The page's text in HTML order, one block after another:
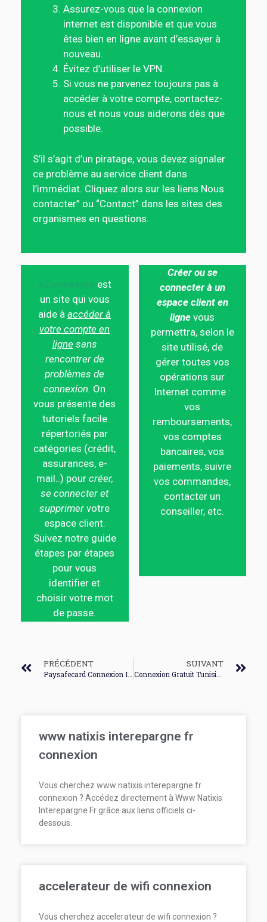
Assurez-vous que la connexion
internet est disponible et que vous
êtes bien en ligne avant d’essayer à
nouveau.
Évitez d’utiliser le VPN.
Si vous ne parvenez toujours pas à
accéder à votre compte, contactez-
nous et nous vous aiderons dès que
possible.
S’il s’agit d’un piratage, vous devez signaler
ce problème au service client dans
l’immédiat. Cliquez alors sur les liens Nous
contacter” ou “Contact” dans les sites des
organismes en questions.
est
un site qui vous
aide àaccéder à
votre compte en
ligne sans
rencontrer de
problèmes de
connexion. On
vous présente des
tutoriels facile
répertoriés par
catégories (crédit,
assurances, e-
mail..) pour créer,
se connecter et
supprimer votre
espace client.
Suivez notre guide
étapes par étapes
pour vous
identifier et
choisir votre mot
de passe.
Créer ou se
connecter à un
espace client en
ligne vous
permettra, selon le
site utilisé, de
gérer toutes vos
opérations sur
Internet comme :
vos
remboursements,
vos comptes
bancaires, vos
paiements, suivre
vos commandes,
contacter un
conseiller, etc.
PRÉCÉDENT SUIVANT
www natixis interepargne fr
connexion
Vous cherchez www natixis interepargne fr
connexion ? Accédez directement à Www Natixis
Interepargne Fr grâce aux liens officiels ci-
dessous.
accelerateur de wifi connexion
Vous cherchez accelerateur de wifi connexion ?